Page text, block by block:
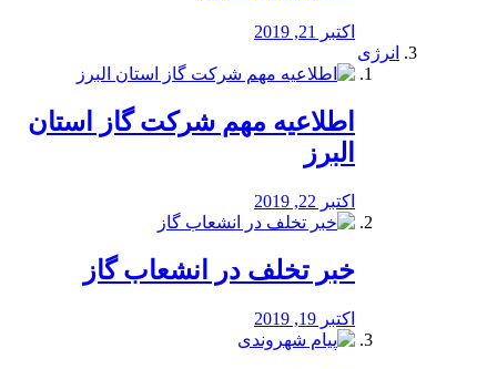
اکتبر 21, 2019
انرژی
️اطلاعیه مهم شرکت گاز استان
البرز
اکتبر 22, 2019
خبر تخلف در انشعاب گاز
اکتبر 19, 2019